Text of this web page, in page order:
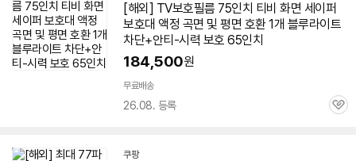
[해외] TV보호필름 75인치 티비 화면 세이퍼
보호대 액정 곡면 및 평면 호환 1개 블루라이트
차단+안티-시력 보호 65인치
184,500원
무료배송
26.08. 등록
관
쿠팡